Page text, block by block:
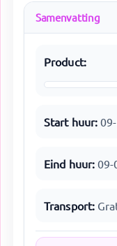
Samenvatting
Product:
Start huur:
Eind huur: 09-
Transport: